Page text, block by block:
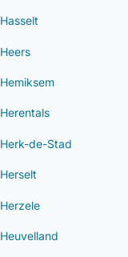
Hasselt
Heers
Hemiksem
Herentals
Herk-de-Stad
Herselt
Herzele
Heuvelland